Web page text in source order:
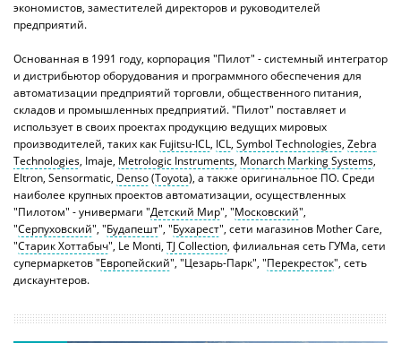
экономистов, заместителей директоров и руководителей
предприятий.
Основанная в 1991 году, корпорация "Пилот" - системный интегратор
и дистрибьютор оборудования и программного обеспечения для
автоматизации предприятий торговли, общественного питания,
складов и промышленных предприятий. "Пилот" поставляет и
использует в своих проектах продукцию ведущих мировых
производителей, таких как Fujitsu-ICL, ICL, Symbol Technologies, Zebra
Technologies, Imaje, Metrologic Instruments, Monarch Marking Systems,
Eltron, Sensormatic, Denso (Toyota), а также оригинальное ПО. Среди
наиболее крупных проектов автоматизации, осуществленных
"Пилотом" - универмаги "Детский Мир", "Московский",
"Серпуховский", "Будапешт", "Бухарест", сети магазинов Mother Care,
"Старик Хоттабыч", Le Monti, TJ Collection, филиальная сеть ГУМа, сети
супермаркетов "Европейский", "Цезарь-Парк", "Перекресток", сеть
дискаунтеров.